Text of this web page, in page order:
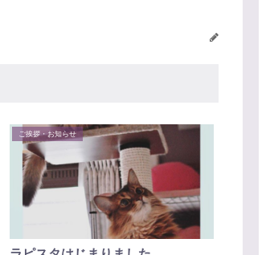
ご挨拶・お知らせ